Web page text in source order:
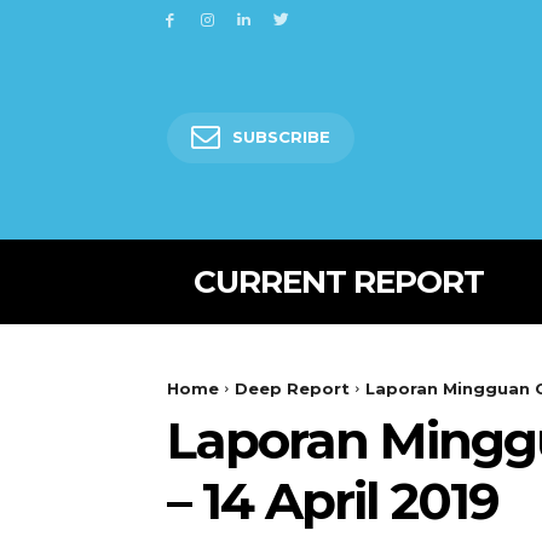
SUBSCRIBE
CURRENT REPORT
Home Deep Report Laporan Mingguan
Laporan
– 14 April 2019